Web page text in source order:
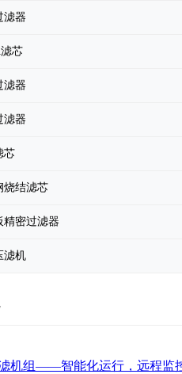
滤器
芯
滤器
滤器
芯
烧结滤芯
精密过滤器
滤机
机组——智能化运行，远程监